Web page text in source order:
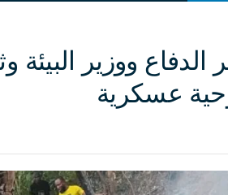
الدفاع ووزير
عسكرية